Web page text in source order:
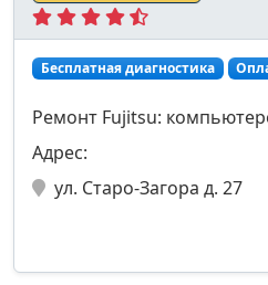
Бесплатная диагностика
Ремонт Fujitsu:
Адрес:
ул. Старо-Загора д. 27